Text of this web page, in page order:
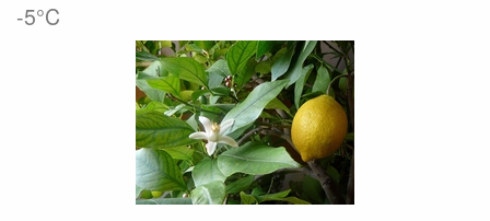
-5°C